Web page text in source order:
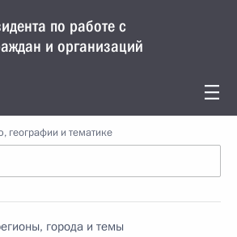
по работе с
и организаций
географии и тематике
города и темы